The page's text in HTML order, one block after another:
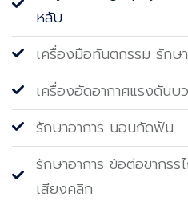
หลับ
เครื่องมือทันตกรรม รักษ
เครื่องอัดอากาศแรงดัน
รักษาอาการ นอนกัดฟัน
รักษาอาการ ข้อต่อขากรร
เสียงคลิก